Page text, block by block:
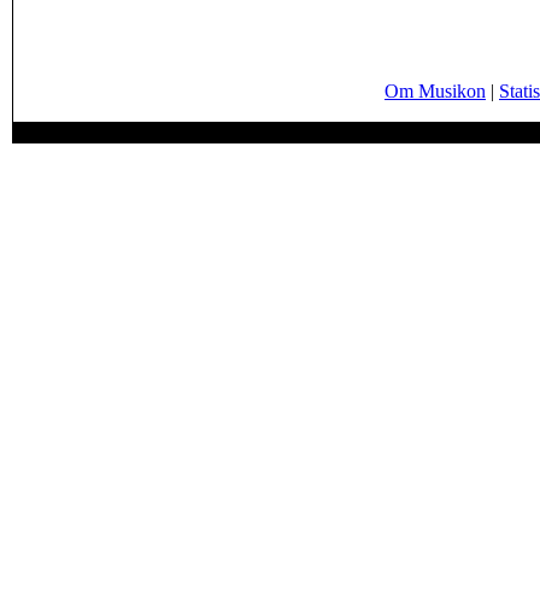
Om Musikon |